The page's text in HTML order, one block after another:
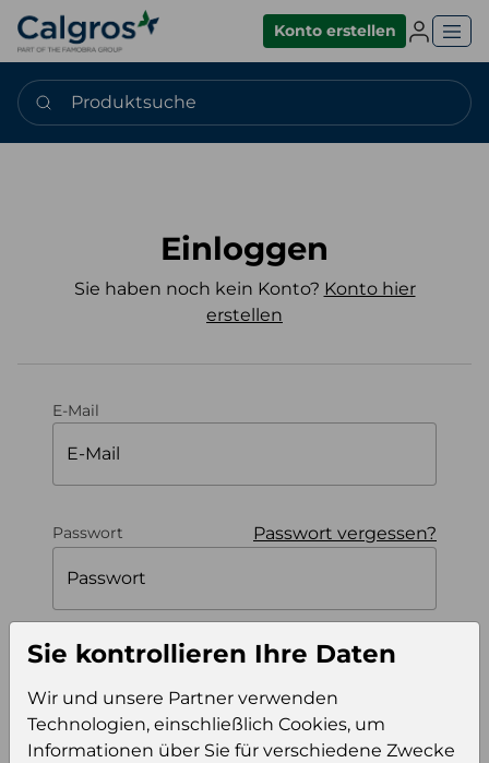
Konto erstellen
Produktsuche
Einloggen
Sie haben noch kein Konto? Konto hier
erstellen
E-Mail
E-Mail
Passwort Passwort vergessen?
Passwort
Angemeldet bleiben
Einloggen
Sie kontrollieren Ihre Daten
Wir und unsere Partner verwenden
Technologien, einschließlich Cookies, um
Informationen über Sie für verschiedene Zwecke